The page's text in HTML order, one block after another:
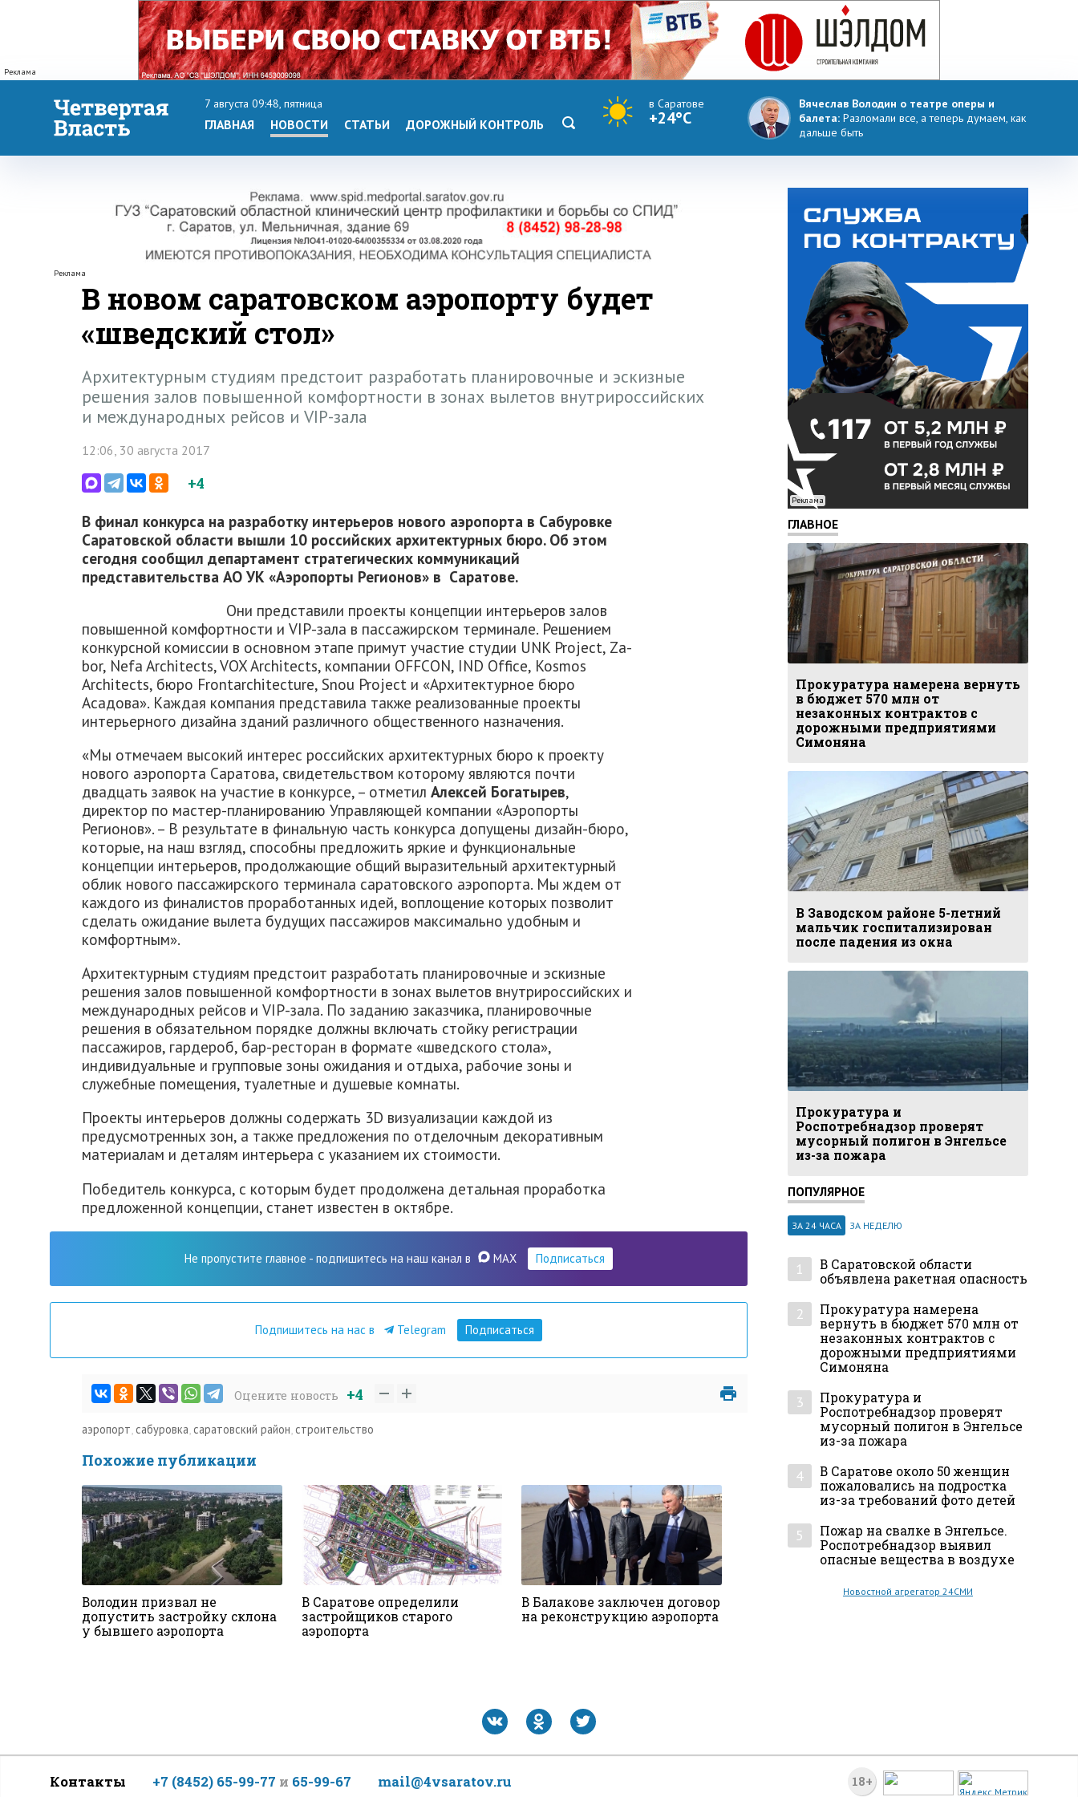
Реклама
7 августа 09:48, пятница
ГЛАВНАЯ НОВОСТИ СТАТЬИ ДОРОЖНЫЙ КОНТРОЛЬ
в Саратове
+24°C
Вячеслав Володин о театре оперы и
балета: Разломали все, а теперь думаем, как
дальше быть
Реклама
В новом саратовском аэропорту будет
«шведский стол»
Архитектурным студиям предстоит разработать планировочные и эскизные
решения залов повышенной комфортности в зонах вылетов внутрироссийских
и международных рейсов и VIP-зала
12:06, 30 августа 2017
+4
В финал конкурса на разработку интерьеров нового аэропорта в Сабуровке
Саратовской области вышли 10 российских архитектурных бюро. Об этом
сегодня сообщил департамент стратегических коммуникаций
представительства АО УК «Аэропорты Регионов» в Саратове.
Они представили проекты концепции интерьеров залов
повышенной комфортности и VIP-зала в пассажирском терминале. Решением
конкурсной комиссии в основном этапе примут участие студии UNK Project, Za-
bor, Nefa Architects, VOX Architects, компании OFFCON, IND Office, Kosmos
Architects, бюро Frontarchitecture, Snou Project и «Архитектурное бюро
Асадова». Каждая компания представила также реализованные проекты
интерьерного дизайна зданий различного общественного назначения.
«Мы отмечаем высокий интерес российских архитектурных бюро к проекту
нового аэропорта Саратова, свидетельством которому являются почти
двадцать заявок на участие в конкурсе, – отметил Алексей Богатырев,
директор по мастер-планированию Управляющей компании «Аэропорты
Регионов». – В результате в финальную часть конкурса допущены дизайн-бюро,
которые, на наш взгляд, способны предложить яркие и функциональные
концепции интерьеров, продолжающие общий выразительный архитектурный
облик нового пассажирского терминала саратовского аэропорта. Мы ждем от
каждого из финалистов проработанных идей, воплощение которых позволит
сделать ожидание вылета будущих пассажиров максимально удобным и
комфортным».
Архитектурным студиям предстоит разработать планировочные и эскизные
решения залов повышенной комфортности в зонах вылетов внутрироссийских и
международных рейсов и VIP-зала. По заданию заказчика, планировочные
решения в обязательном порядке должны включать стойку регистрации
пассажиров, гардероб, бар-ресторан в формате «шведского стола»,
индивидуальные и групповые зоны ожидания и отдыха, рабочие зоны и
служебные помещения, туалетные и душевые комнаты.
Проекты интерьеров должны содержать 3D визуализации каждой из
предусмотренных зон, а также предложения по отделочным декоративным
материалам и деталям интерьера с указанием их стоимости.
Победитель конкурса, с которым будет продолжена детальная проработка
предложенной концепции, станет известен в октябре.
Не пропустите главное - подпишитесь на наш канал в MAX Подписаться
Подпишитесь на нас в Telegram Подписаться
Оцените новость +4
аэропорт сабуровка саратовский район строительство
Похожие публикации
Володин призвал не
допустить застройку склона
у бывшего аэропорта
В Саратове определили
застройщиков старого
аэропорта
В Балакове заключен договор
на реконструкцию аэропорта
Реклама
ГЛАВНОЕ
Прокуратура намерена вернуть
в бюджет 570 млн от
незаконных контрактов с
дорожными предприятиями
Симоняна
В Заводском районе 5-летний
мальчик госпитализирован
после падения из окна
Прокуратура и
Роспотребнадзор проверят
мусорный полигон в Энгельсе
из-за пожара
ПОПУЛЯРНОЕ
ЗА 24 ЧАСА ЗА НЕДЕЛЮ
1
В Саратовской области
объявлена ракетная опасность
2
Прокуратура намерена
вернуть в бюджет 570 млн от
незаконных контрактов с
дорожными предприятиями
Симоняна
3
Прокуратура и
Роспотребнадзор проверят
мусорный полигон в Энгельсе
из-за пожара
4
В Саратове около 50 женщин
пожаловались на подростка
из-за требований фото детей
5
Пожар на свалке в Энгельсе.
Роспотребнадзор выявил
опасные вещества в воздухе
Новостной агрегатор 24СМИ
18+
Контакты +7 (8452) 65-99-77 и 65-99-67 mail@4vsaratov.ru